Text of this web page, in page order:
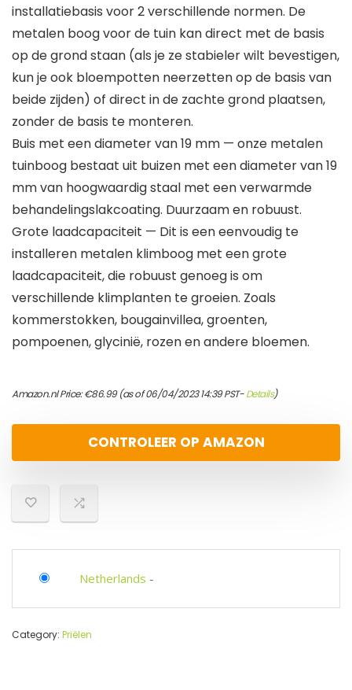
installatiebasis voor 2 verschillende normen. De
metalen boog voor de tuin kan direct met de basis
op de grond staan (als je ze stabieler wilt bevestigen,
kun je ook bloempotten neerzetten op de basis van
beide zijden) of direct in de zachte grond plaatsen,
zonder de basis te monteren.
Buis met een diameter van 19 mm — onze metalen
tuinboog bestaat uit buizen met een diameter van 19
mm van hoogwaardig staal met een verwarmde
behandelingslakcoating. Duurzaam en robuust.
Grote laadcapaciteit — Dit is een eenvoudig te
installeren metalen klimboog met een grote
laadcapaciteit, die robuust genoeg is om
verschillende klimplanten te groeien. Zoals
kommerstokken, bougainvillea, groenten,
pompoenen, glycinië, rozen en andere bloemen.
Amazon.nl Price:€86.99(as of 06/04/2023 14:39 PST-Details)
CONTROLEER OP AMAZON
Netherlands -
Category: Priëlen